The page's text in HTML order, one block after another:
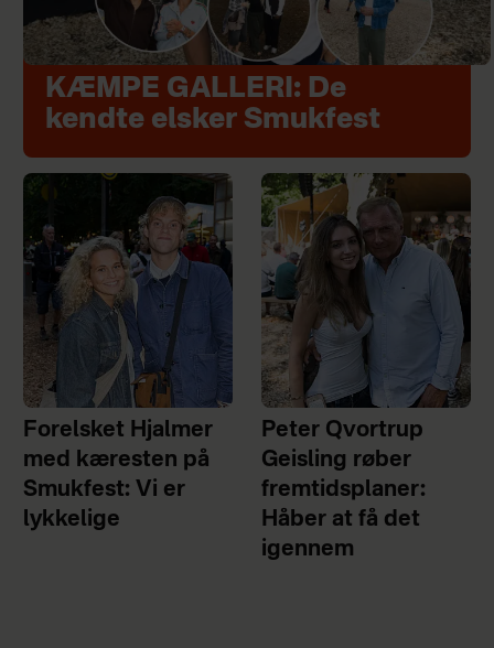
KÆMPE GALLERI: De
kendte elsker Smukfest
Forelsket Hjalmer
med kæresten på
Smukfest: Vi er
lykkelige
Peter Qvortrup
Geisling røber
fremtidsplaner:
Håber at få det
igennem